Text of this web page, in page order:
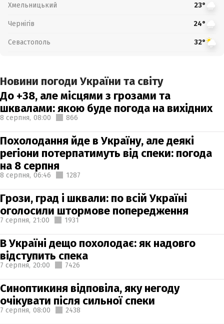
Хмельницький 23°
Чернігів 24°
Севастополь 32°
Новини погоди України та світу
До +38, але місцями з грозами та
шквалами: якою буде погода на вихідних
8 серпня, 08:00 866
Похолодання йде в Україну, але деякі
регіони потерпатимуть від спеки: погода
на 8 серпня
8 серпня, 06:46 1287
Грози, град і шквали: по всій Україні
оголосили штормове попередження
7 серпня, 21:00 1931
В Україні дещо похолодає: як надовго
відступить спека
7 серпня, 20:00 7426
Синоптикиня відповіла, яку негоду
очікувати після сильної спеки
7 серпня, 08:00 2438